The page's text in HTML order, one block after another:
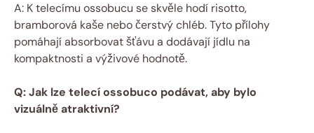
A: K telecímu ossobucu se skvěle hodí risotto,
bramborová kaše nebo čerstvý chléb. Tyto přílohy
pomáhají absorbovat šťávu a dodávají jídlu na
kompaktnosti a výživové hodnotě.
Q: Jak lze telecí ossobuco podávat, aby bylo
vizuálně atraktivní?